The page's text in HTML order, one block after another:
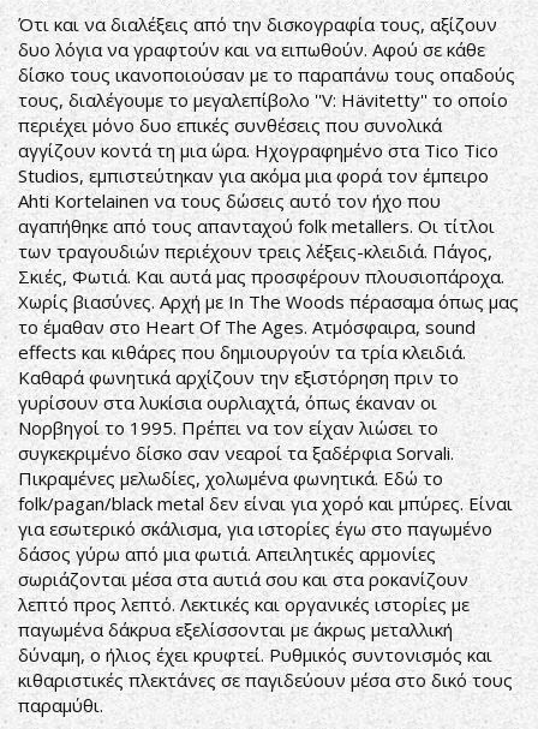
Ότι και να διαλέξεις από την δισκογραφία τους, αξίζουν
δυο λόγια να γραφτούν και να ειπωθούν. Αφού σε κάθε
δίσκο τους ικανοποιούσαν με το παραπάνω τους οπαδούς
τους, διαλέγουμε το μεγαλεπίβολο ''V: Hävitetty'' το οποίο
περιέχει μόνο δυο επικές συνθέσεις που συνολικά
αγγίζουν κοντά τη μια ώρα. Ηχογραφημένο στα Tico Tico
Studios, εμπιστεύτηκαν για ακόμα μια φορά τον έμπειρο
Ahti Kortelainen να τους δώσεις αυτό τον ήχο που
αγαπήθηκε από τους απανταχού folk metallers. Οι τίτλοι
των τραγουδιών περιέχουν τρεις λέξεις-κλειδιά. Πάγος,
Σκιές, Φωτιά. Και αυτά μας προσφέρουν πλουσιοπάροχα.
Χωρίς βιασύνες. Αρχή με In The Woods πέρασαμα όπως μας
το έμαθαν στο Heart Of The Ages. Ατμόσφαιρα, sound
effects και κιθάρες που δημιουργούν τα τρία κλειδιά.
Καθαρά φωνητικά αρχίζουν την εξιστόρηση πριν το
γυρίσουν στα λυκίσια ουρλιαχτά, όπως έκαναν οι
Νορβηγοί το 1995. Πρέπει να τον είχαν λιώσει το
συγκεκριμένο δίσκο σαν νεαροί τα ξαδέρφια Sorvali.
Πικραμένες μελωδίες, χολωμένα φωνητικά. Εδώ το
folk/pagan/black metal δεν είναι για χορό και μπύρες. Είναι
για εσωτερικό σκάλισμα, για ιστορίες έγω στο παγωμένο
δάσος γύρω από μια φωτιά. Απειλητικές αρμονίες
σωριάζονται μέσα στα αυτιά σου και στα ροκανίζουν
λεπτό προς λεπτό. Λεκτικές και οργανικές ιστορίες με
παγωμένα δάκρυα εξελίσσονται με άκρως μεταλλική
δύναμη, ο ήλιος έχει κρυφτεί. Ρυθμικός συντονισμός και
κιθαριστικές πλεκτάνες σε παγιδεύουν μέσα στο δικό τους
παραμύθι.